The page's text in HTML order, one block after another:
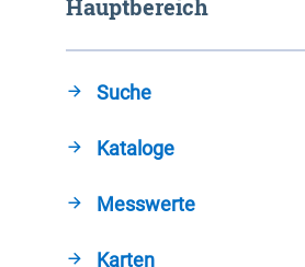
Hauptbereich
Suche
Kataloge
Messwerte
Karten